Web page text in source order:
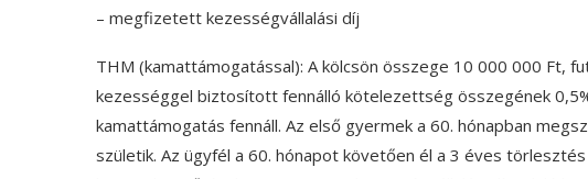
– megfizetett kezességvállalási díj
THM (kamattámogatással): A kölcsön összege 10 000 000 Ft,
kezességgel biztosított fennálló kötelezettség összegének
kamattámogatás fennáll. Az első gyermek a 60. hónapban
születik. Az ügyfél a 60. hónapot követően él a 3 éves